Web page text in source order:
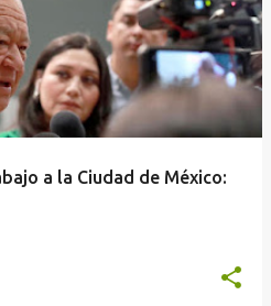
a la Ciudad de México: